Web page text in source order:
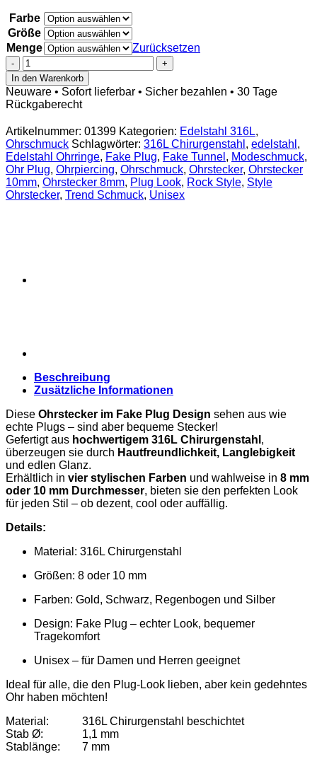
Farbe
Größe
Menge
Zurücksetzen
Ohrstecker
Fake
Plugs
in
vier
Farben
8
mm
oder
10
mm
Menge
In den Warenkorb
Neuware • Sofort lieferbar • Sicher bezahlen • 30 Tage
Rückgaberecht
Artikelnummer: 01399 Kategorien: Edelstahl 316L,
Ohrschmuck Schlagwörter: 316L Chirurgenstahl , edelstahl ,
Edelstahl Ohrringe, Fake Plug, Fake Tunnel , Modeschmuck,
Ohr Plug, Ohrpiercing, Ohrschmuck, Ohrstecker, Ohrstecker
10mm, Ohrstecker 8mm, Plug Look, Rock Style, Style
Ohrstecker, Trend Schmuck, Unisex
Beschreibung
Zusätzliche Informationen
Diese Ohrstecker im Fake Plug Design sehen aus wie
echte Plugs – sind aber bequeme Stecker!
Gefertigt aus hochwertigem 316L Chirurgenstahl ,
überzeugen sie durch Hautfreundlichkeit, Langlebigkeit
und edlen Glanz.
Erhältlich in vier stylischen Farben und wahlweise in 8 mm
oder 10 mm Durchmesser, bieten sie den perfekten Look
für jeden Stil – ob dezent, cool oder auffällig.
Details:
Material: 316L Chirurgenstahl
Größen: 8 oder 10 mm
Farben: Gold, Schwarz, Regenbogen und Silber
Design: Fake Plug – echter Look, bequemer
Tragekomfort
Unisex – für Damen und Herren geeignet
Ideal für alle, die den Plug-Look lieben, aber kein gedehntes
Ohr haben möchten!
Material:
316L Chirurgenstahl beschichtet
Stab Ø:
1,1 mm
Stablänge:
7 mm